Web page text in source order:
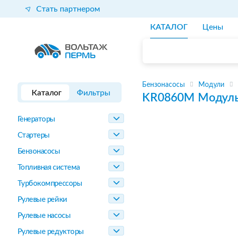
Стать партнером
КАТАЛОГ Цены
Каталог Фильтры
Генераторы
Стартеры
Бензонасосы
Топливная система
Турбокомпрессоры
Рулевые рейки
Рулевые насосы
Рулевые редукторы
Бензонасосы Модули
KR0860M